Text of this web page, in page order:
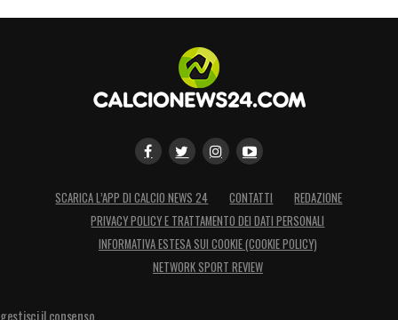
SCARICA L’APP DI CALCIO NEWS 24 CONTATTI
REDAZIONE
PRIVACY POLICY E TRATTAMENTO DEI DATI PERSONALI
INFORMATIVA ESTESA SUI COOKIE (COOKIE POLICY)
NETWORK SPORT REVIEW